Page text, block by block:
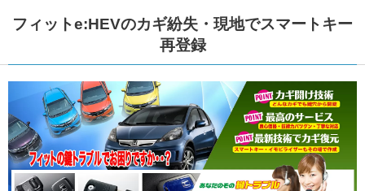
フィットe:HEVのカギ紛失・現地でスマートキー
再登録